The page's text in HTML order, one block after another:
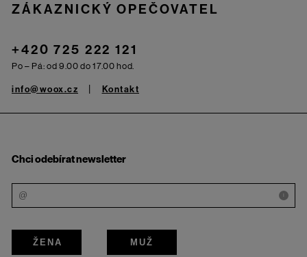
ZÁKAZNICKÝ OPEČOVATEL
+420 725 222 121
Po – Pá: od 9.00 do 17.00 hod.
info@woox.cz Kontakt
Chci odebírat newsletter
i
ŽENA MUŽ